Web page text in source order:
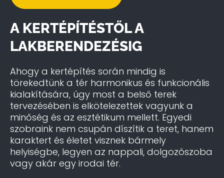
A KERTÉPÍTÉSTŐL A
LAKBERENDEZÉSIG
Ahogy a kertépítés során mindig is
törekedtünk a tér harmonikus és funkcionális
kialakítására, úgy most a belső terek
tervezésében is elkötelezettek vagyunk a
minőség és az esztétikum mellett. Egyedi
szobraink nem csupán díszítik a teret, hanem
karaktert és életet visznek bármely
helyiségbe, legyen az nappali, dolgozószoba
vagy akár egy irodai tér.